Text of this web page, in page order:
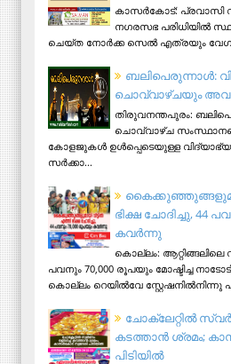
കാസര്‍കോട്: പ്രവാസി
നഗരസഭ പരിധിയില്‍
ചെയ്ത നോര്‍ക്ക സെല്‍ എത്രയും വേഗം
ബലിപെരുന്നാള്‍:
ചൊവ്വാഴ്ചയും
തിരുവനന്തപുരം:
ചൊവ്വാഴ്ച
കോളജുകള്‍ ഉള്‍പ്പെടെയുള്ള
സര്‍ക്കാ...
ഭിക്ഷ ചോദിച്ചു, 44
കവർന്നു
കൊല്ലം: ആറ്റിങ്ങലിലെ
പവനും 70,000 രൂപയും മോഷ്ടിച്ച
കൊല്ലം റെയിൽവേ സ്റ്റേഷനിൽനിന്നു
ചോക്ലേറ്റിൽ
കടത്താൻ ശ്രമം;
പിടിയില്‍